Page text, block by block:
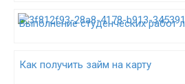
Выполнение студенческих
Как получить займ на карту